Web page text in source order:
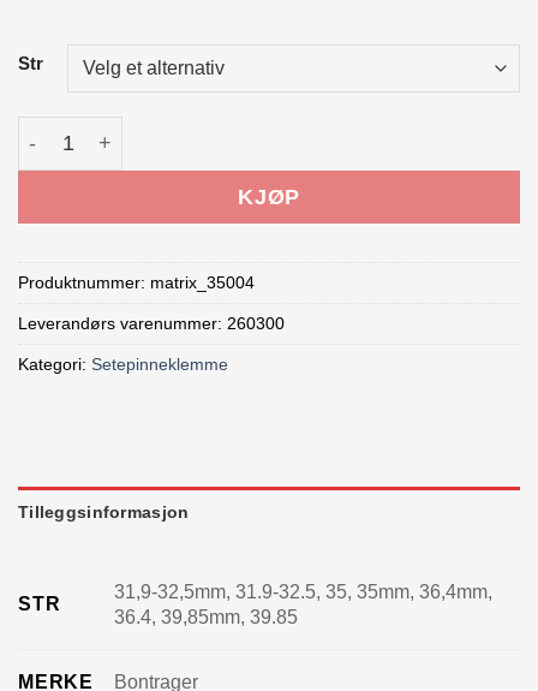
Str
Bontrager setepinneklemme antall
KJØP
Produktnummer: matrix_35004
Leverandørs varenummer: 260300
Kategori: Setepinneklemme
Tilleggsinformasjon
STR
31,9-32,5mm, 31.9-32.5, 35, 35mm, 36,4mm,
36.4, 39,85mm, 39.85
MERKE Bontrager